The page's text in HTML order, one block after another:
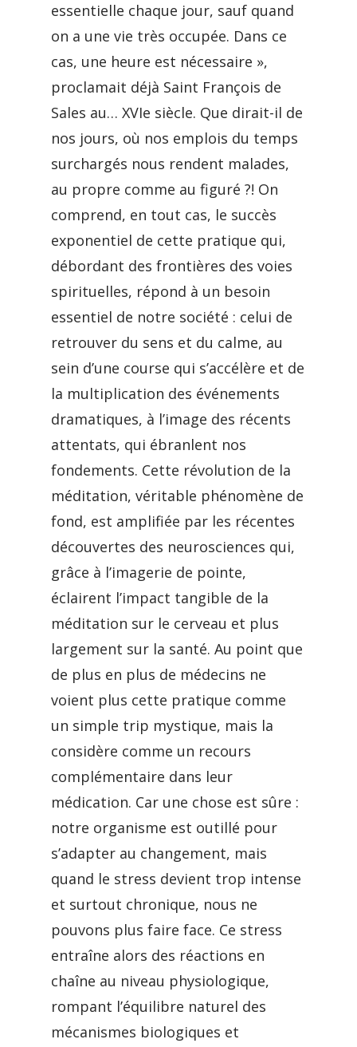
essentielle chaque jour, sauf quand
on a une vie très occupée. Dans ce
cas, une heure est nécessaire »,
proclamait déjà Saint François de
Sales au… XVIe siècle. Que dirait-il de
nos jours, où nos emplois du temps
surchargés nous rendent malades,
au propre comme au figuré ?! On
comprend, en tout cas, le succès
exponentiel de cette pratique qui,
débordant des frontières des voies
spirituelles, répond à un besoin
essentiel de notre société : celui de
retrouver du sens et du calme, au
sein d’une course qui s’accélère et de
la multiplication des événements
dramatiques, à l’image des récents
attentats, qui ébranlent nos
fondements. Cette révolution de la
méditation, véritable phénomène de
fond, est amplifiée par les récentes
découvertes des neurosciences qui,
grâce à l’imagerie de pointe,
éclairent l’impact tangible de la
méditation sur le cerveau et plus
largement sur la santé. Au point que
de plus en plus de médecins ne
voient plus cette pratique comme
un simple trip mystique, mais la
considère comme un recours
complémentaire dans leur
médication. Car une chose est sûre :
notre organisme est outillé pour
s’adapter au changement, mais
quand le stress devient trop intense
et surtout chronique, nous ne
pouvons plus faire face. Ce stress
entraîne alors des réactions en
chaîne au niveau physiologique,
rompant l’équilibre naturel des
mécanismes biologiques et